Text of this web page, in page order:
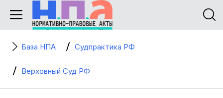
База НПА Судпрактика РФ
Верховный Суд РФ